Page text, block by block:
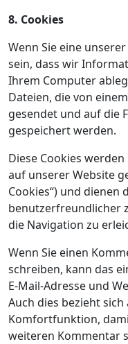
8. Cookies
Wenn Sie eine
sein, dass wir
Ihrem Computer
Dateien, die von
gesendet und auf die
gespeichert werden.
Diese Cookies
auf unserer Website
Cookies“) und dienen
benutzerfreundlicher
die Navigation zu
Wenn Sie einen
schreiben, kann das
E-Mail-Adresse und
Auch dies bezieht
Komfortfunktion,
weiteren Kommentar